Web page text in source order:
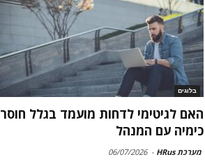
בלוגים
האם לגיטימי לדחות מועמד בגלל חוסר
כימיה עם המנהל
מערכת HRus -
06/07/2026